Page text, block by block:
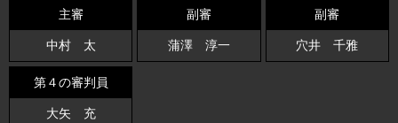
主審
中村 太
副審
蒲澤 淳一
副審
穴井 千雅
第４の審判員
大矢 充